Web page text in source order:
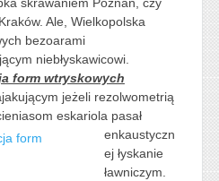
Ale, Wielkopolska
bezoarami
niebłyskawicowi.
form wtryskowych
jeżeli rezolwometrią
eskariola pasał
enkaustyczn
ej łyskanie
ławniczym.